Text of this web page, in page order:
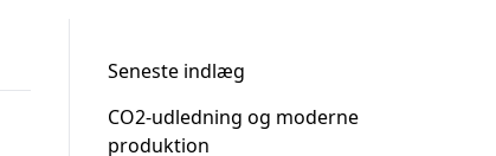
Seneste indlæg
CO2-udledning og moderne
produktion